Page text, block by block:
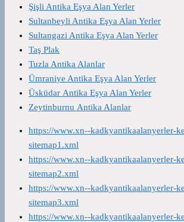
Şişli Antika Eşya Alan Yerler
Sultanbeyli Antika Eşya Alan Yerler
Sultangazi Antika Eşya Alan Yerler
Taş Plak
Tuzla Antika Alanlar
Ümraniye Antika Eşya Alan Yerler
Üsküdar Antika Eşya Alan Yerler
Zeytinburnu Antika Alanlar
https://www.xn--kadkyantikaalanyerler-
sitemap1.xml
https://www.xn--kadkyantikaalanyerler-
sitemap2.xml
https://www.xn--kadkyantikaalanyerler-
sitemap3.xml
https://www.xn--kadkyantikaalanyerler-